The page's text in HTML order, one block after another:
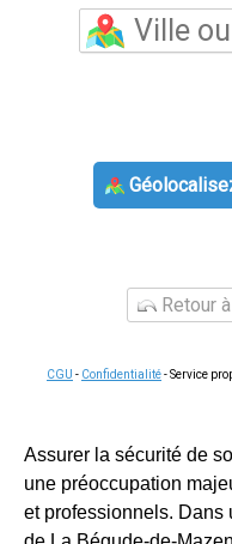
Retour
CGU - Confidentialité- Service
Assurer la sécurité de
une préoccupation
et professionnels. Dans